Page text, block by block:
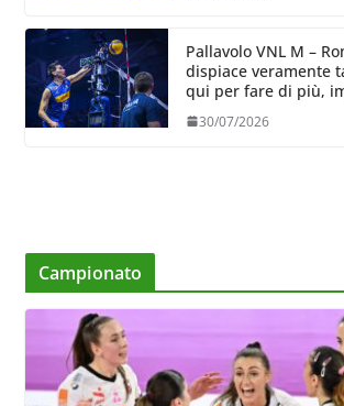
Pallavolo VNL M –
dispiace veramente
qui per fare di più,
30/07/2026
Campionato